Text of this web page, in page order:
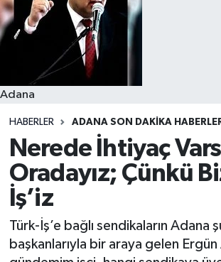
Adana
HABERLER ADANA SON DAKIKA
Nerede İhtiyaç
Oradayız; Çünkü
İş’iz
Türk-İş’e bağlı sendikaların Adana
başkanlarıyla bir araya gelen
Resmi İlanlar